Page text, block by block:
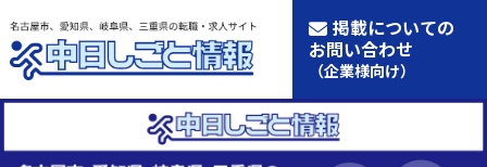
掲載についての
お問い合わせ
（企業様向け）